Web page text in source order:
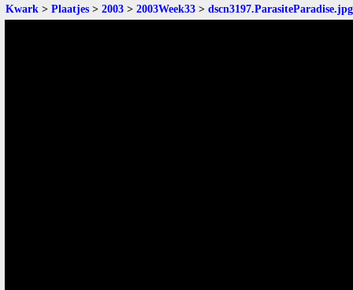
Kwark > Plaatjes > 2003 > 2003Week33 > dscn3197.ParasiteParadise.jpg